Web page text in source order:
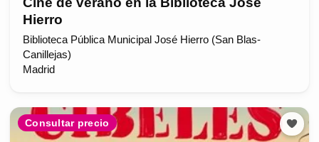
Hierro
Biblioteca Pública Municipal José Hierro (San Blas-
Canillejas)
Madrid
Consultar precio